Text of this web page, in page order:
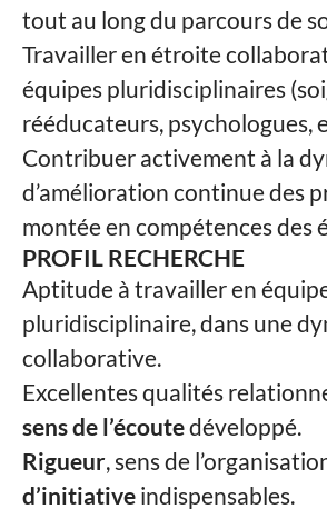
tout au long du parcours de
Travailler en étroite
équipes pluridisciplinaires
rééducateurs, psychologues,
Contribuer activement à la
d’amélioration continue des
montée en compétences des
PROFIL RECHERCHE
Aptitude à travailler en
pluridisciplinaire, dans une
collaborative.
Excellentes qualités
sens de l’écoutedéveloppé.
Rigueur, sens de
d’initiative indispensables.